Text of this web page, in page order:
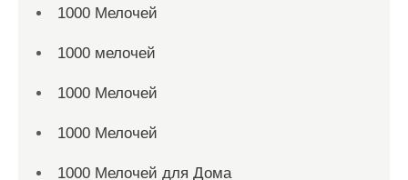
1000 Мелочей
1000 мелочей
1000 Мелочей
1000 Мелочей
1000 Мелочей для Дома